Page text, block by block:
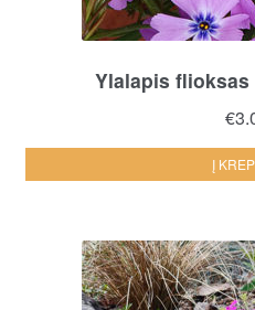
Ylalapis flioksas
€
Į